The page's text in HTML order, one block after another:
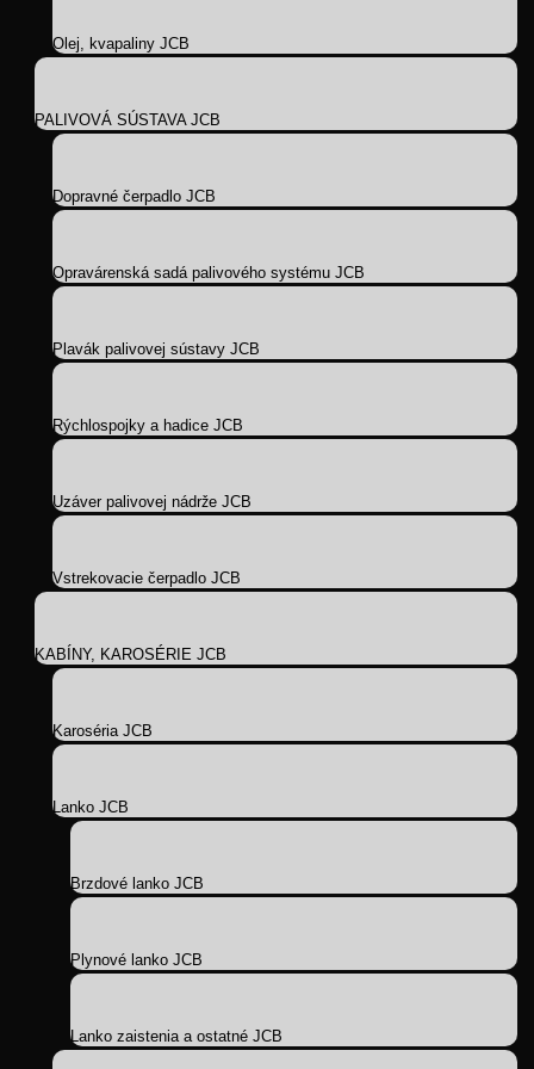
Olej, kvapaliny JCB
PALIVOVÁ SÚSTAVA JCB
Dopravné čerpadlo JCB
Opravárenská sadá palivového systému JCB
Plavák palivovej sústavy JCB
Rýchlospojky a hadice JCB
Uzáver palivovej nádrže JCB
Vstrekovacie čerpadlo JCB
KABÍNY, KAROSÉRIE JCB
Karoséria JCB
Lanko JCB
Brzdové lanko JCB
Plynové lanko JCB
Lanko zaistenia a ostatné JCB